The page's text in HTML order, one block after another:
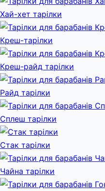
Хай-хет тарілки
Креш-тарілки
Креш-райд тарілки
Райд тарілки
Сплеш тарілки
Стак тарілки
Чайна тарілки